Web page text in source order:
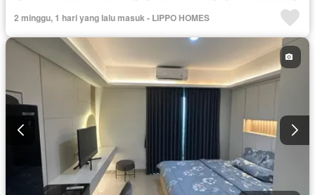
Secure parking
Keamanan
Kolam renang Telephone
Televisi
Berperabot lengkap
2 minggu, 1 hari yang lalu masuk - LIPPO HOMES